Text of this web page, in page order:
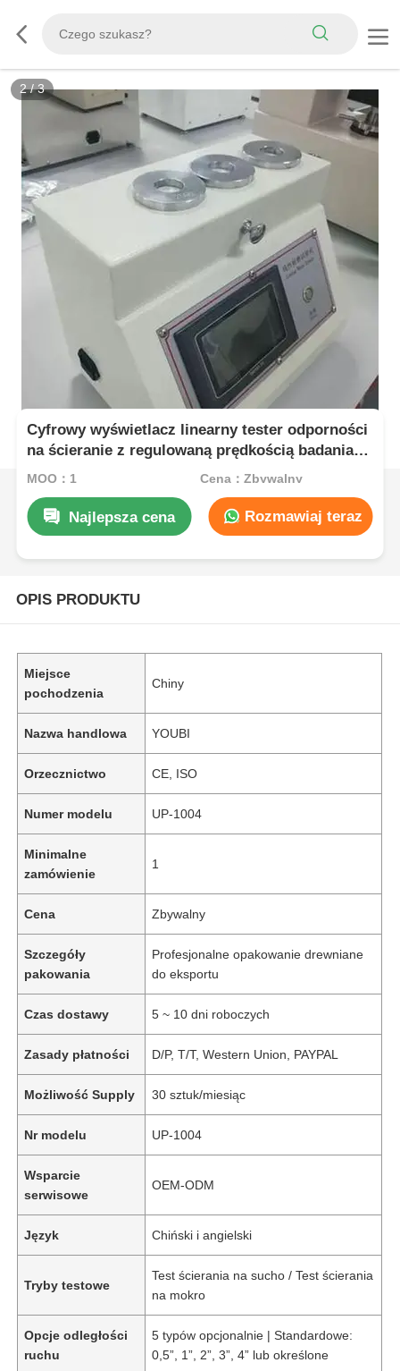
3/3
Cyfrowy wyświetlacz linearny tester odporności
na ścieranie z regulowaną prędkością badania i
wieloma trybami badania
MOQ：1 Cena：Zbywalny
Najlepsza cena Rozmawiaj teraz
OPIS PRODUKTU
Miejsce
pochodzenia
Chiny
Nazwa handlowa YOUBI
Orzecznictwo CE, ISO
Numer modelu UP-1004
Minimalne
zamówienie
1
Cena Zbywalny
Szczegóły
pakowania
Profesjonalne opakowanie drewniane
do eksportu
Czas dostawy 5 ~ 10 dni roboczych
Zasady płatności D/P, T/T, Western Union, PAYPAL
Możliwość Supply 30 sztuk/miesiąc
Nr modelu UP-1004
Wsparcie
serwisowe
OEM-ODM
Język Chiński i angielski
Tryby testowe
Test ścierania na sucho / Test ścierania
na mokro
Opcje odległości
ruchu
5 typów opcjonalnie | Standardowe:
0,5”, 1”, 2”, 3”, 4” lub określone